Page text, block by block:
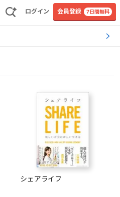
ログイン 会員登録 7日間無料
シェアライフ